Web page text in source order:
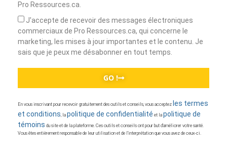
Pro Ressources.ca.
J'accepte de recevoir des messages électroniques
commerciaux de Pro Ressources.ca, qui concerne le
marketing, les mises à jour importantes et le contenu. Je
sais que je peux me désabonner en tout temps.
GO !
En vous inscrivant pour recevoir gratuitement des outils et conseils, vous acceptez les termes
et conditions , la politique de confidentialité et la politique de
témoins du site et de la plateforme. Ces outils et conseils ont pour but d’améliorer votre santé.
Vous êtes entièrement responsable de leur utilisation et de l’interprétation que vous avez de ceux-ci.